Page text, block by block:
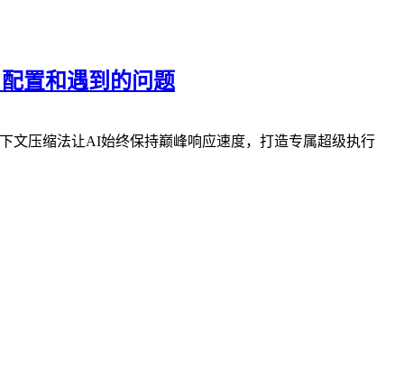
置和遇到的问题
文压缩法让AI始终保持巅峰响应速度，打造专属超级执行